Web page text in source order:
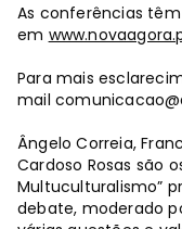
As conferências
em
Para mais
mail
Ângelo Correia,
Cardoso Rosas são
Multuculturalismo”
debate, moderado